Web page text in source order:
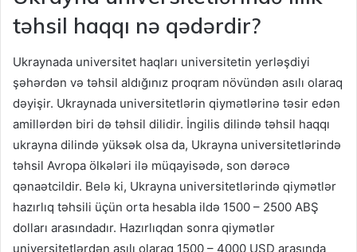
təhsil haqqı nə qədərdir?
Ukraynada universitet haqları universitetin yerləşdiyi
şəhərdən və təhsil aldığınız proqram növündən asılı olaraq
dəyişir. Ukraynada universitetlərin qiymətlərinə təsir edən
amillərdən biri də təhsil dilidir. İngilis dilində təhsil haqqı
ukrayna dilində yüksək olsa da, Ukrayna universitetlərində
təhsil Avropa ölkələri ilə müqayisədə, son dərəcə
qənaətcildir. Belə ki, Ukrayna universitetlərində qiymətlər
hazırlıq təhsili üçün orta hesabla ildə 1500 – 2500 ABŞ
dolları arasındadır. Hazırlıqdan sonra qiymətlər
universitetlərdən asılı olaraq 1500 – 4000 USD arasında